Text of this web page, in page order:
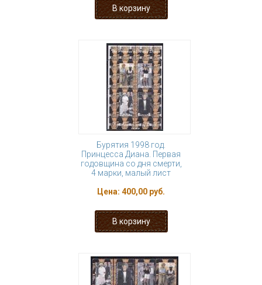
Бурятия 1998 год.
Принцесса Диана. Первая
годовщина со дня смерти,
4 марки, малый лист
Цена: 400,00 руб.